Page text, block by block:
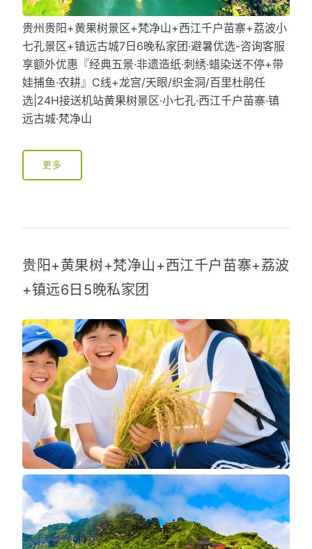
贵州贵阳+黄果树景区+梵净山+西江千户苗寨+荔波小
七孔景区+镇远古城7日6晚私家团·避暑优选-咨询客服
享额外优惠『经典五景·非遗造纸·刺绣·蜡染送不停+带
娃捕鱼·农耕』C线+龙宫/天眼/织金洞/百里杜鹃任
选|24H接送机站黄果树景区·小七孔·西江千户苗寨·镇
远古城·梵净山
更多
贵阳+黄果树+梵净山+西江千户苗寨+荔波
+镇远6日5晚私家团